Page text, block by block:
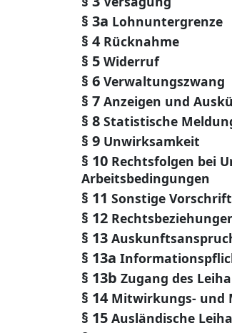
§ 3a Lohnuntergrenze
§ 4 Rücknahme
§ 5 Widerruf
§ 6 Verwaltungszwang
§ 7 Anzeigen und
§ 8 Statistische
§ 9 Unwirksamkeit
§ 10 Rechtsfolgen bei
Arbeitsbedingungen
§ 11 Sonstige
§ 12
§ 13
§ 13a
§ 13b Zugang des
§ 14 Mitwirkungs- und
§ 15 Ausländische